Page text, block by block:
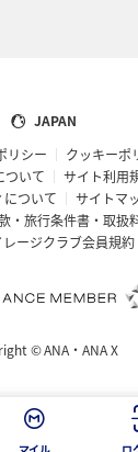
JAPAN
リシー
クッキーポ
ついて
サイト利用
について
サイトマ
・旅行条件書・取扱
レージクラブ会員規約
©ANA・ANA X